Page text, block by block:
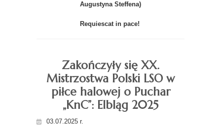
Augustyna Steffena)
Requiescat in pace!
Zakończyły się XX.
Mistrzostwa Polski LSO w
piłce halowej o Puchar
„KnC”: Elbląg 2025
03.07.2025 r.